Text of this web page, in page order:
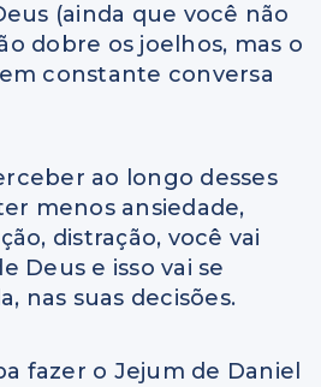
(ainda que você não
dobre os joelhos, mas o
constante conversa
ao longo desses
menos ansiedade,
distração, você vai
Deus e isso vai se
nas suas decisões.
fazer o Jejum de Daniel